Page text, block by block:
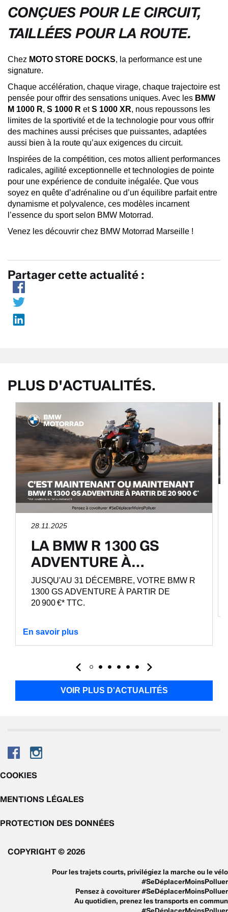
CONÇUES POUR LE CIRCUIT,
TAILLÉES POUR LA ROUTE.
Chez MOTO STORE DOCKS, la performance est une
signature.
Chaque accélération, chaque virage, chaque trajectoire est
pensée pour offrir des sensations uniques. Avec les BMW
M 1000 R, S 1000 R etS 1000 XR, nous repoussons les
limites de la sportivité et de la technologie pour vous offrir
des machines aussi précises que puissantes, adaptées
aussi bien à la route qu’aux exigences du circuit.
Inspirées de la compétition, ces motos allient performances
radicales, agilité exceptionnelle et technologies de pointe
pour une expérience de conduite inégalée. Que vous
soyez en quête d’adrénaline ou d’un équilibre parfait entre
dynamisme et polyvalence, ces modèles incarnent
l’essence du sport selon BMW Motorrad.
Venez les découvrir chez BMW Motorrad Marseille !
Partager cette actualité :
PLUS D'ACTUALITÉS.
28.11.2025
LA BMW R 1300 GS
ADVENTURE À…
JUSQU'AU 31 DÉCEMBRE, VOTRE BMW R
1300 GS ADVENTURE À PARTIR DE
20 900 €* TTC.
En savoir plus
VOIR PLUS D'ACTUALITÉS
COOKIES
MENTIONS LÉGALES
PROTECTION DES DONNÉES
COPYRIGHT © 2026
Pour les trajets courts, privilégiez la marche ou le vélo
#SeDéplacerMoinsPolluer
Pensez à covoiturer #SeDéplacerMoinsPolluer
Au quotidien, prenez les transports en commun